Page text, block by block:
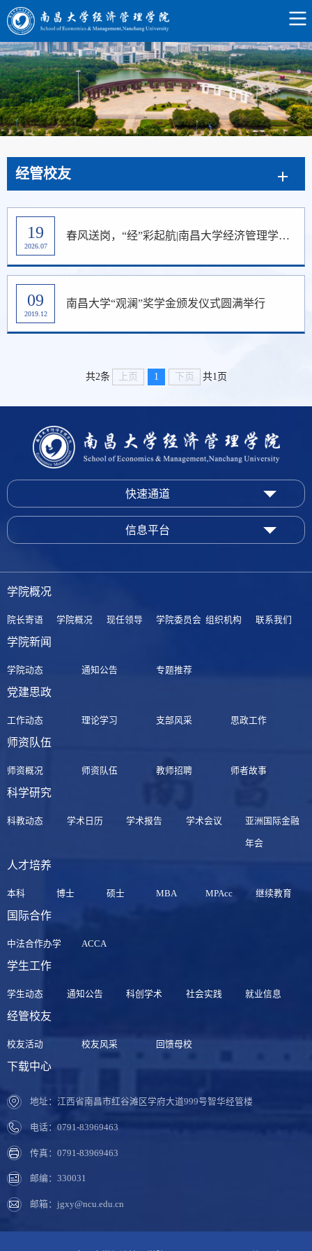
经管校友
19
2026.07
春风送岗，“经”彩起航|南昌大学经济管理学院2026届春季双选会顺利召开
09
2019.12
南昌大学“观澜”奖学金颁发仪式圆满举行
共2条 上页 1 下页 共1页
快速通道
信息平台
学院概况
院长寄语 学院概况 现任领导 学院委员会 组织机构 联系我们
学院新闻
学院动态 通知公告 专题推荐
党建思政
工作动态 理论学习 支部风采 思政工作
师资队伍
师资概况 师资队伍 教师招聘 师者故事
科学研究
科教动态 学术日历 学术报告 学术会议 亚洲国际金融
年会
人才培养
本科 博士 硕士 MBA MPAcc 继续教育
国际合作
中法合作办学 ACCA
学生工作
学生动态 通知公告 科创学术 社会实践 就业信息
经管校友
校友活动 校友风采 回馈母校
下载中心
地址：江西省南昌市红谷滩区学府大道999号智华经管楼
电话：0791-83969463
传真：0791-83969463
邮编：330031
邮箱：jgxy@ncu.edu.cn